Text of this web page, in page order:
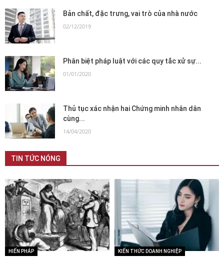
Bản chất, đặc trưng, vai trò của nhà nước
02/12/2019
Phân biệt pháp luật với các quy tắc xử sự...
01/01/2020
Thủ tục xác nhận hai Chứng minh nhân dân
cùng...
14/04/2020
TIN TỨC NÓNG
HIẾN PHÁP KIẾN THỨC DOANH NGHIỆP